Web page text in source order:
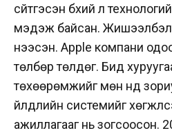
сүйтгэсэн бүхий л
мэдэж байсан.
нээсэн. Apple компани
төлбөр төлдөг. Бид
төхөөрөмжийг мөн үүнд
үйлдлийн системийг
ажиллагааг нь зогсоосон.